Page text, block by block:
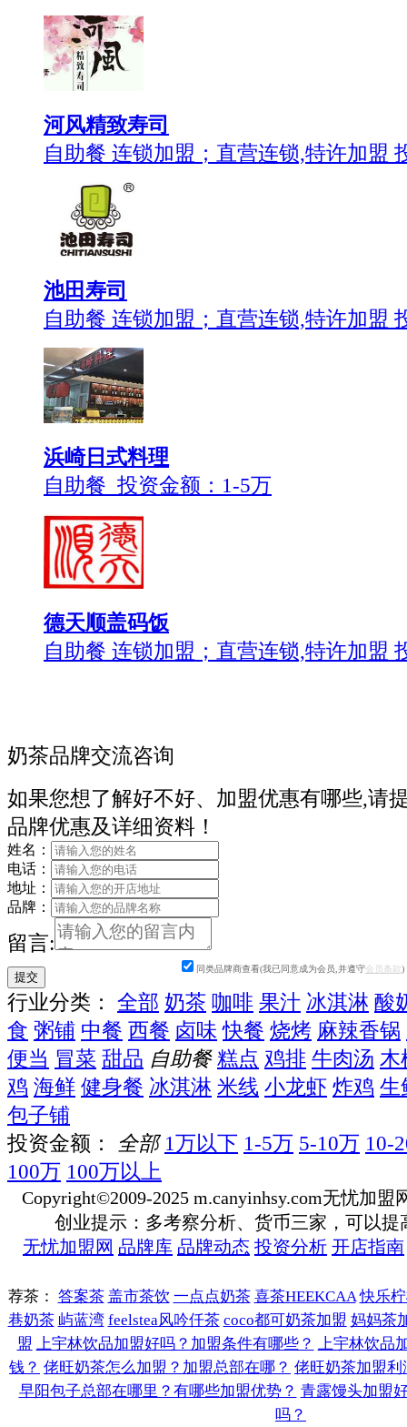
河风精致寿司
自助餐 连锁加盟；直营连锁,特许加盟
池田寿司
自助餐 连锁加盟；直营连锁,特许加盟
浜崎日式料理
自助餐 投资金额： 1-5万
德天顺盖码饭
自助餐 连锁加盟；直营连锁,特许加盟
奶茶品牌交流咨询
如果您想了解好不好、加盟优惠有哪些,请
品牌优惠及详细资料！
姓名：
电话：
地址：
品牌：
留言:
同类品牌商查看(我已同意成为会员,并遵守会员条款)
行业分类： 全部 奶茶 咖啡 果汁 冰淇淋 酸
食 粥铺 中餐 西餐 卤味 快餐 烧烤 麻辣香锅
便当 冒菜 甜品 自助餐 糕点 鸡排 牛肉汤 木
鸡 海鲜 健身餐 冰淇淋 米线 小龙虾 炸鸡 生
包子铺
投资金额：
全部 1万以下 1-5万 5-10万 10-
100万 100万以上
Copyright©2009-2025 m.canyinhsy.com无忧加盟
创业提示：多考察分析、货币三家，可以提
无忧加盟网 品牌库 品牌动态 投资分析 开店指南
荐茶： 答案茶 盖市茶饮 一点点奶茶 喜茶HEEKCAA 快乐
巷奶茶 屿蓝湾 feelstea风吟仟茶 coco都可奶茶加盟 妈妈茶
盟 上宇林饮品加盟好吗？加盟条件有哪些？ 上宇林饮品
钱？ 佬旺奶茶怎么加盟？加盟总部在哪？ 佬旺奶茶加盟
早阳包子总部在哪里？有哪些加盟优势？ 青露馒头加盟
吗？